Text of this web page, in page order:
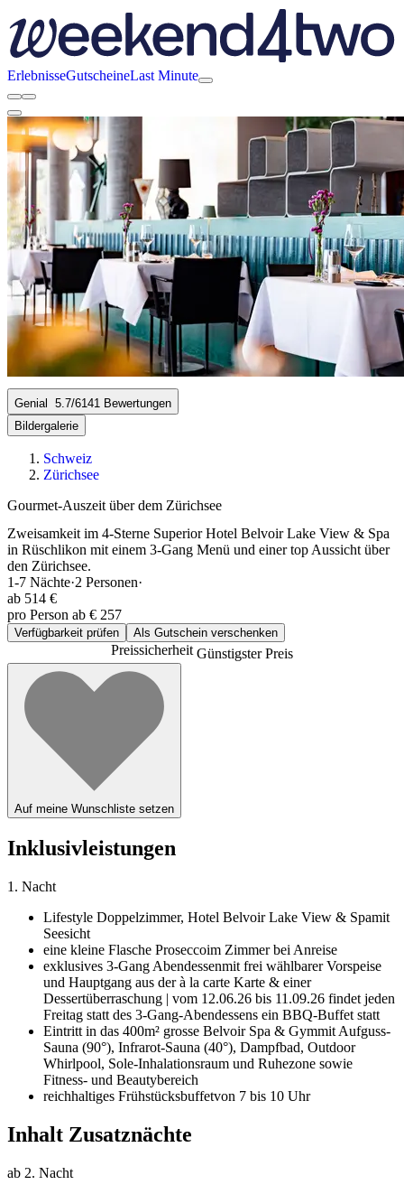
ErlebnisseGutscheineLast Minute
Genial 5.7/6141 Bewertungen
Bildergalerie
Schweiz
Zürichsee
Gourmet-Auszeit über dem Zürichsee
Zweisamkeit im 4-Sterne Superior Hotel Belvoir Lake View & Spa
in Rüschlikon mit einem 3-Gang Menü und einer top Aussicht über
den Zürichsee.
1-7 Nächte·2 Personen·
ab 514 €
pro Person ab € 257
Verfügbarkeit prüfen Als Gutschein verschenken
PreissicherheitGünstigster Preis
Auf meine Wunschliste setzen
Inklusivleistungen
1. Nacht
Lifestyle Doppelzimmer, Hotel Belvoir Lake View & Spamit
Seesicht
eine kleine Flasche Proseccoim Zimmer bei Anreise
exklusives 3-Gang Abendessenmit frei wählbarer Vorspeise
und Hauptgang aus der à la carte Karte & einer
Dessertüberraschung | vom 12.06.26 bis 11.09.26 findet jeden
Freitag statt des 3-Gang-Abendessens ein BBQ-Buffet statt
Eintritt in das 400m² grosse Belvoir Spa & Gymmit Aufguss-
Sauna (90°), Infrarot-Sauna (40°), Dampfbad, Outdoor
Whirlpool, Sole-Inhalationsraum und Ruhezone sowie
Fitness- und Beautybereich
reichhaltiges Frühstücksbuffetvon 7 bis 10 Uhr
Inhalt Zusatznächte
ab 2. Nacht